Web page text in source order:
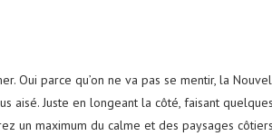
Oui parce qu’on ne va pas se mentir, la
aisé. Juste en longeant la côté, faisant
un maximum du calme et des paysages